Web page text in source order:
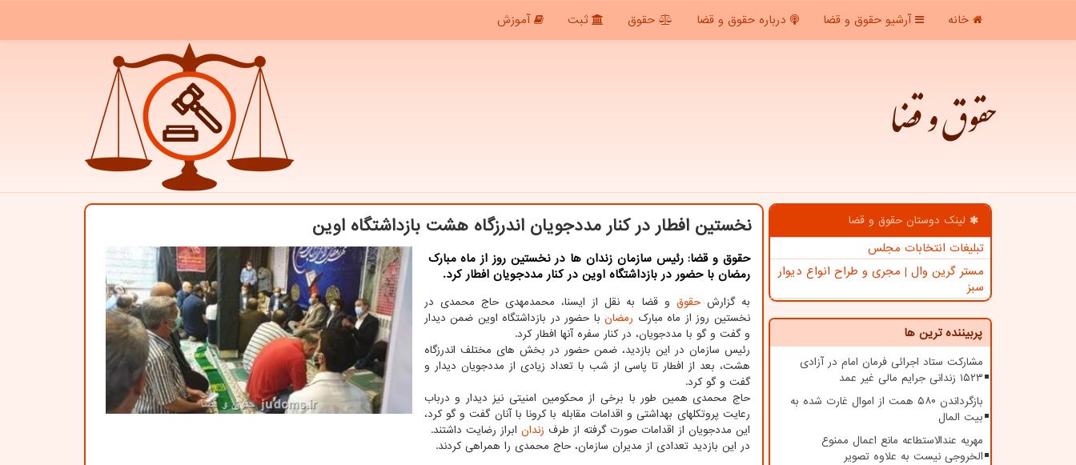
خانه آرشیو حقوق و قضا درباره حقوق و قضا حقوق ثبت آموزش
حقوق و قضا
لینک دوستان حقوق و قضا
تبلیغات انتخابات مجلس
مستر گرین وال | مجری و طراح انواع دیوار
سبز
پربیننده ترین ها
مشارکت ستاد اجرائی فرمان امام در آزادی
۱۵۲۳ زندانی جرایم مالی غیر عمد
بازگرداندن ۵۸۰ همت از اموال غارت شده به
بیت المال
مهریه عندالاستطاعه مانع اعمال ممنوع
الخروجی نیست به علاوه تصویر
نخستین افطار در كنار مددجویان اندرزگاه هشت بازداشتگاه اوین
حقوق و قضا: رئیس سازمان زندان ها در نخستین روز از ماه مبارک
رمضان با حضور در بازداشتگاه اوین در کنار مددجویان افطار کرد.
به گزارشحقوق و قضا به نقل از ایسنا، محمدمهدی حاج محمدی در
نخستین روز از ماه مبارک رمضانبا حضور در بازداشتگاه اوین ضمن دیدار
و گفت و گو با مددجویان، در کنار سفره آنها افطار کرد.
رئیس سازمان در این بازدید، ضمن حضور در بخش های مختلف اندرزگاه
هشت، بعد از افطار تا پاسی از شب با تعداد زیادی از مددجویان دیدار و
گفت و گو کرد.
حاج محمدی همین طور با برخی از محکومین امنیتی نیز دیدار و درباب
رعایت پروتکلهای بهداشتی و اقدامات مقابله با کرونا با آنان گفت و گو کرد،
این مددجویان از اقدامات صورت گرفته از طرف زندان ابراز رضایت داشتند.
در این بازدید تعدادی از مدیران سازمان، حاج محمدی را همراهی کردند.